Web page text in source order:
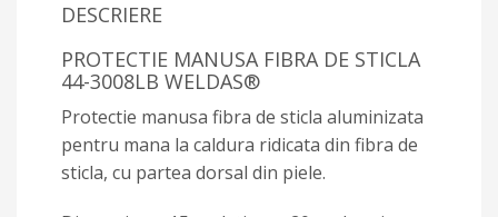
DESCRIERE
PROTECTIE MANUSA FIBRA DE STICLA
44-3008LB WELDAS®
Protectie manusa fibra de sticla aluminizata
pentru mana la caldura ridicata din fibra de
sticla, cu partea dorsal din piele.